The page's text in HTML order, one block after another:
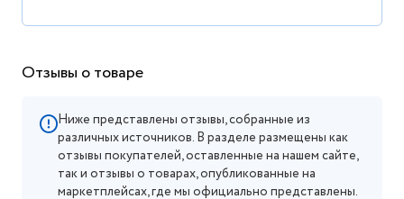
Отзывы о товаре
Ниже представлены отзывы, собранные из
различных источников. В разделе размещены как
отзывы покупателей, оставленные на нашем сайте,
так и отзывы о товарах, опубликованные на
маркетплейсах, где мы официально представлены.